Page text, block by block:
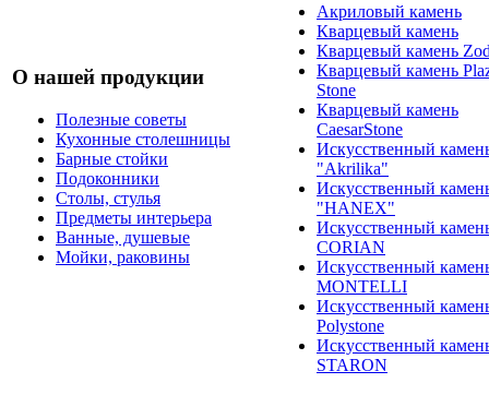
О нашей продукции
Полезные советы
Кухонные столешницы
Барные стойки
Подоконники
Столы, стулья
Предметы интерьера
Ванные, душевые
Мойки, раковины
Акриловый камень
Кварцевый камень
Кварцевый камень
Кварцевый камень
Stone
Кварцевый камень
CaesarStone
Искусственный
"Akrilika"
Искусственный
"HANEX"
Искусственный
CORIAN
Искусственный
MONTELLI
Искусственный
Polystone
Искусственный
STARON